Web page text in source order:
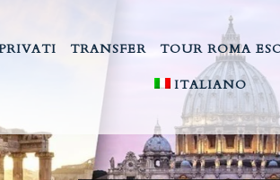
TRANSFER TOUR ROMA
ITALIANO